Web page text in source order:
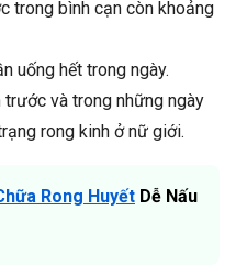
trong bình cạn còn khoảng
uống hết trong ngày.
trước và trong những ngày
rong kinh ở nữ giới.
Rong Huyết Dễ Nấu